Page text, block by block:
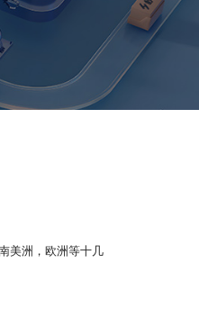
美洲，欧洲等十几